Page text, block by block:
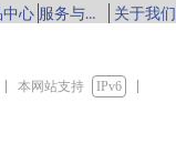
中心 服务与支持 关于我们
本网站支持
IPv6